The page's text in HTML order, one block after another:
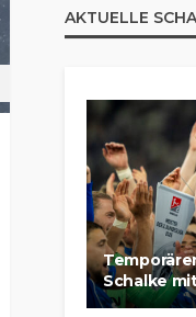
AKTUELLE
Schalke